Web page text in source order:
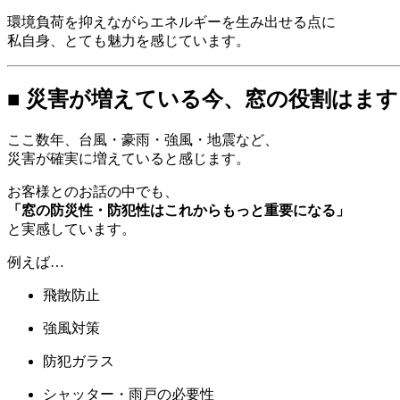
環境負荷を抑えながらエネルギーを生み出せる点に
私自身、とても魅力を感じています。
■ 災害が増えている今、窓の役割はま
ここ数年、台風・豪雨・強風・地震など、
災害が確実に増えていると感じます。
お客様とのお話の中でも、
「窓の防災性・防犯性はこれからもっと重要になる」
と実感しています。
例えば…
飛散防止
強風対策
防犯ガラス
シャッター・雨戸の必要性